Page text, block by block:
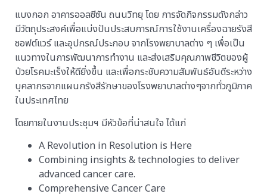
แบงกอก อาคารออลซีซัน ถนนวิทยุ โดย การจัดกิจกรรมดังกล่าว
มีวัตถุประสงค์เพื่อแบ่งปันประสบการณ์การใช้งานเครื่องฉายรังสี
ซอฟต์แวร์ และอุปกรณ์ประกอบ จากโรงพยาบาลต่าง ๆ เพื่อเป็น
แนวทางในการพัฒนาการทำงาน และส่งเสริมคุณภาพชีวิตของผู้
ป่วยโรคมะเร็งให้ดียิ่งขึ้น และเพื่อกระชับความสัมพันธ์อันดีระหว่าง
บุคลากรจากแผนกรังสีรักษาของโรงพยาบาลต่างๆจากทั่วภูมิภาค
ในประเทศไทย
โดยภายในงานประชุมฯ มีหัวข้อที่น่าสนใจ ได้แก่
A Revolution in Resolution is Here
Combining insights & technologies to deliver
advanced cancer care.
Comprehensive Cancer Care